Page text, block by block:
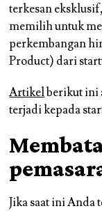
terkesan
memilih untuk
perkembangan
Product) dari
Artikelberikut ini
terjadi kepada
Jika saat ini Anda